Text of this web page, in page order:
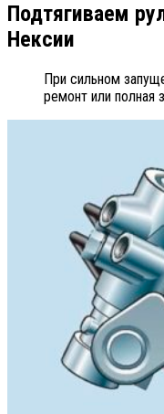
Подтягиваем
Нексии
При сильном
ремонт или полная